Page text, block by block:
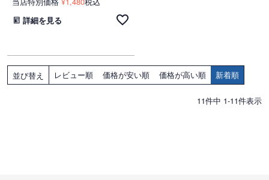
詳細を見る
並び替え レビュー順 価格が安い順 価格が高い順 新着順
11件中 1-11件表示